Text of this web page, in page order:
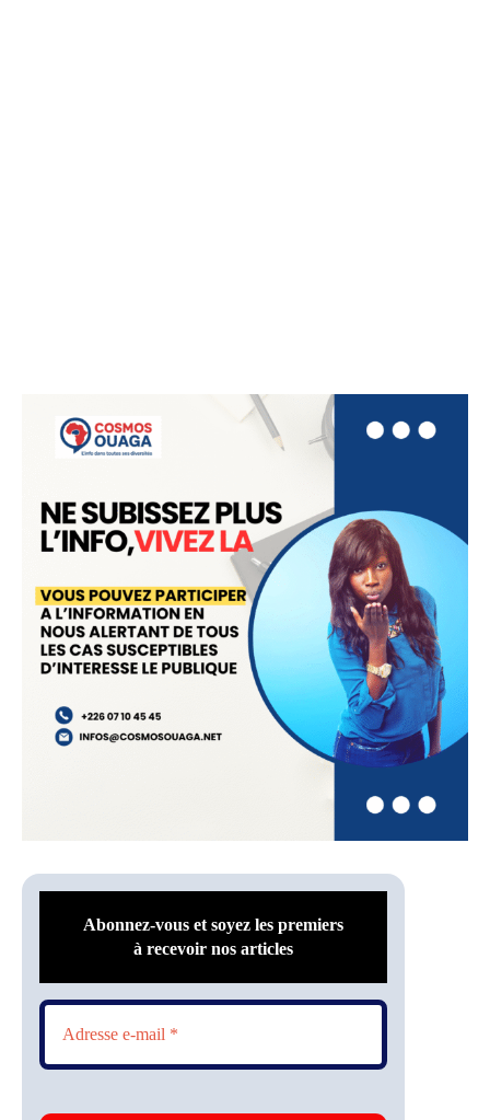
Abonnez-vous et soyez les premiers
à recevoir nos articles